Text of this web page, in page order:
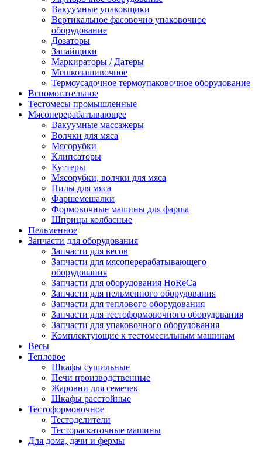
Вакуумные упаковщики
Вертикальное фасовочно упаковочное
оборудование
Дозаторы
Запайщики
Маркираторы / Датеры
Мешкозашивочное
Термоусадочное термоупаковочное оборудование
Вспомогательное
Тестомесы промышленные
Мясоперерабатывающее
Вакуумные массажеры
Волчки для мяса
Мясорубки
Клипсаторы
Куттеры
Мясорубки, волчки для мяса
Пилы для мяса
Фаршемешалки
Формовочные машины для фарша
Шприцы колбасные
Пельменное
Запчасти для оборудования
Запчасти для весов
Запчасти для мясоперерабатывающего
оборудования
Запчасти для оборудования HoReCa
Запчасти для пельменного оборудования
Запчасти для теплового оборудования
Запчасти для тестоформовочного оборудования
Запчасти для упаковочного оборудования
Комплектующие к тестомесильным машинам
Весы
Тепловое
Шкафы сушильные
Печи производственные
Жаровни для семечек
Шкафы расстойные
Тестоформовочное
Тестоделители
Тестораскаточные машины
Для дома, дачи и фермы